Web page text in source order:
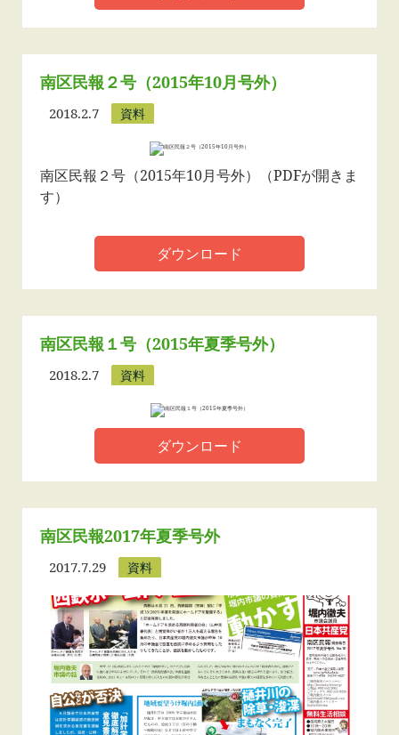
南区民報２号（2015年10月号外）
2018.2.7 資料
南区民報２号（2015年10月号外）（PDFが開きま
す）
ダウンロード
南区民報１号（2015年夏季号外）
2018.2.7 資料
ダウンロード
南区民報2017年夏季号外
2017.7.29 資料